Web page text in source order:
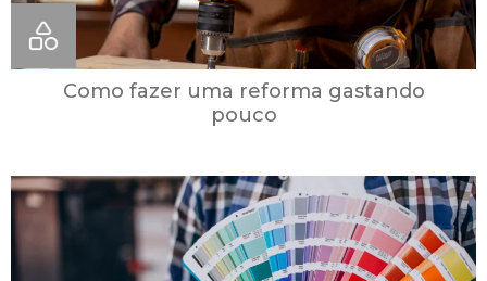
Como fazer uma reforma gastando
pouco